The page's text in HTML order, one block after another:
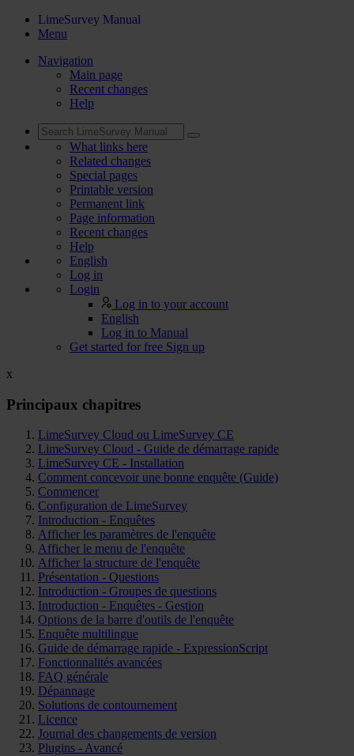
LimeSurvey Manual
Menu
Navigation
Main page
Recent changes
Help
What links here
Related changes
Special pages
Printable version
Permanent link
Page information
Recent changes
Help
English
Log in
Login
Log in to your account
English
Log in to Manual
Get started for free Sign up
x
Principaux chapitres
LimeSurvey Cloud ou LimeSurvey CE
LimeSurvey Cloud - Guide de démarrage rapide
LimeSurvey CE - Installation
Comment concevoir une bonne enquête (Guide)
Commencer
Configuration de LimeSurvey
Introduction - Enquêtes
Afficher les paramètres de l'enquête
Afficher le menu de l'enquête
Afficher la structure de l'enquête
Présentation - Questions
Introduction - Groupes de questions
Introduction - Enquêtes - Gestion
Options de la barre d'outils de l'enquête
Enquête multilingue
Guide de démarrage rapide - ExpressionScript
Fonctionnalités avancées
FAQ générale
Dépannage
Solutions de contournement
Licence
Journal des changements de version
Plugins - Avancé